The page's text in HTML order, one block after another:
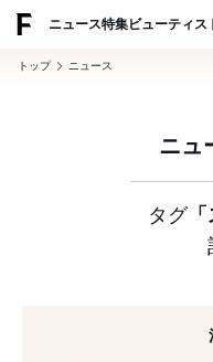
ニュース特集ビューティ ス
トップ ニュース
ニュ
タグ「